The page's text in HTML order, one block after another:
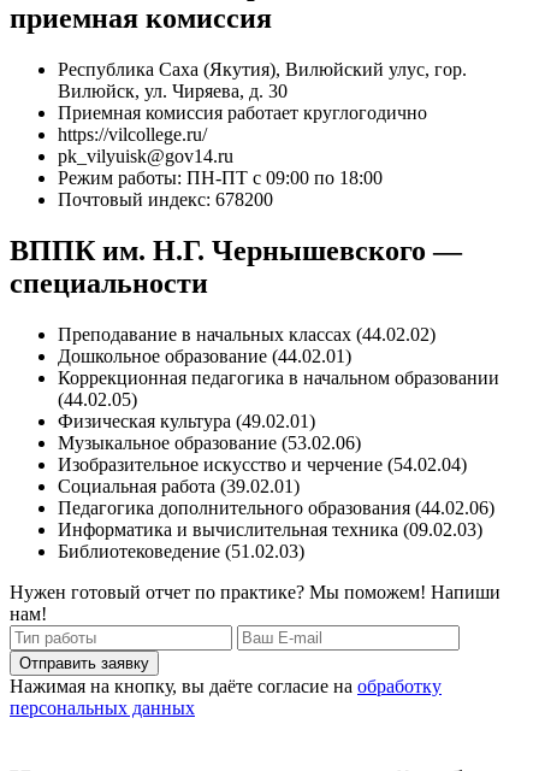
приемная комиссия
Республика Саха (Якутия), Вилюйский улус, гор.
Вилюйск, ул. Чиряева, д. 30
Приемная комиссия работает круглогодично
https://vilcollege.ru/
pk_vilyuisk@gov14.ru
Режим работы: ПН-ПТ с 09:00 по 18:00
Почтовый индекс: 678200
ВППК им. Н.Г. Чернышевского —
специальности
Преподавание в начальных классах (44.02.02)
Дошкольное образование (44.02.01)
Коррекционная педагогика в начальном образовании
(44.02.05)
Физическая культура (49.02.01)
Музыкальное образование (53.02.06)
Изобразительное искусство и черчение (54.02.04)
Социальная работа (39.02.01)
Педагогика дополнительного образования (44.02.06)
Информатика и вычислительная техника (09.02.03)
Библиотековедение (51.02.03)
Нужен готовый отчет по практике? Мы поможем! Напиши
нам!
Отправить заявку
Нажимая на кнопку, вы даёте согласие на обработку
персональных данных